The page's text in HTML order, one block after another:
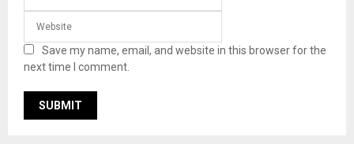
Save my name, email, and website in this browser for the
next time I comment.